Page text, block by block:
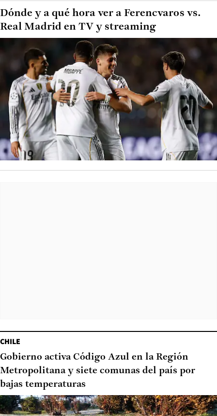
Dónde y a qué hora ver a Ferencvaros vs.
Real Madrid en TV y streaming
CHILE
Gobierno activa Código Azul en la Región
Metropolitana y siete comunas del país por
bajas temperaturas